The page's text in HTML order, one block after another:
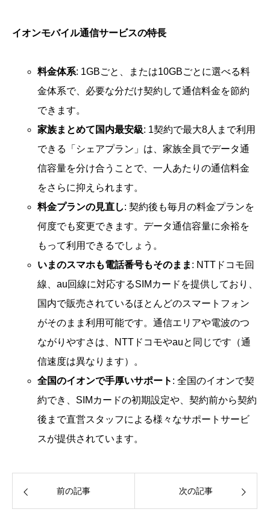
イオンモバイル通信サービスの特長
料金体系: 1GBごと、または10GBごとに選べる料
金体系で、必要な分だけ契約して通信料金を節約
できます。
家族まとめて国内最安級: 1契約で最大8人まで利用
できる「シェアプラン」は、家族全員でデータ通
信容量を分け合うことで、一人あたりの通信料金
をさらに抑えられます。
料金プランの見直し: 契約後も毎月の料金プランを
何度でも変更できます。データ通信容量に余裕を
もって利用できるでしょう。
いまのスマホも電話番号もそのまま : NTTドコモ回
線、au回線に対応するSIMカードを提供しており、
国内で販売されているほとんどのスマートフォン
がそのまま利用可能です。通信エリアや電波のつ
ながりやすさは、NTTドコモやauと同じです（通
信速度は異なります）。
全国のイオンで手厚いサポート : 全国のイオンで契
約でき、SIMカードの初期設定や、契約前から契約
後まで直営スタッフによる様々なサポートサービ
スが提供されています。
前の記事 次の記事